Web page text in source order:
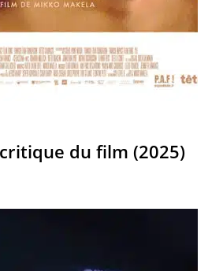
du film (2025)